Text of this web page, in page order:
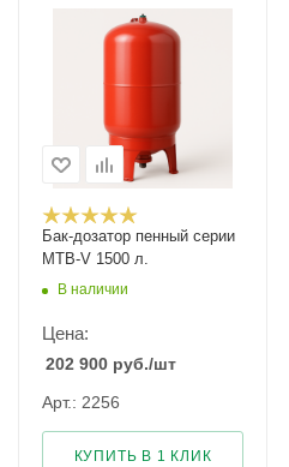
Бак-дозатор пенный серии
MTB-V 1500 л.
В наличии
Цена:
202 900 руб./шт
Арт.: 2256
КУПИТЬ В 1 КЛИК